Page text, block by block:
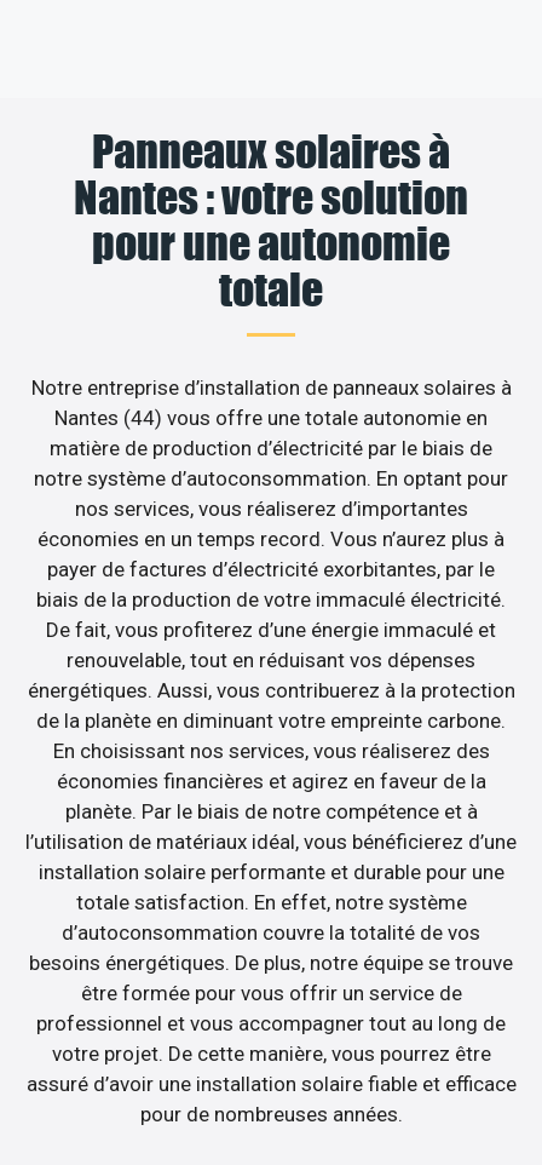
Panneaux solaires à
Nantes : votre solution
pour une autonomie
totale
Notre entreprise d’installation de panneaux solaires à
Nantes (44) vous offre une totale autonomie en
matière de production d’électricité par le biais de
notre système d’autoconsommation. En optant pour
nos services, vous réaliserez d’importantes
économies en un temps record. Vous n’aurez plus à
payer de factures d’électricité exorbitantes, par le
biais de la production de votre immaculé électricité.
De fait, vous profiterez d’une énergie immaculé et
renouvelable, tout en réduisant vos dépenses
énergétiques. Aussi, vous contribuerez à la protection
de la planète en diminuant votre empreinte carbone.
En choisissant nos services, vous réaliserez des
économies financières et agirez en faveur de la
planète. Par le biais de notre compétence et à
l’utilisation de matériaux idéal, vous bénéficierez d’une
installation solaire performante et durable pour une
totale satisfaction. En effet, notre système
d’autoconsommation couvre la totalité de vos
besoins énergétiques. De plus, notre équipe se trouve
être formée pour vous offrir un service de
professionnel et vous accompagner tout au long de
votre projet. De cette manière, vous pourrez être
assuré d’avoir une installation solaire fiable et efficace
pour de nombreuses années.